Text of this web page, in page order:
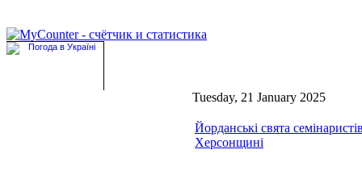
Tuesday, 21 January 2025
Йорданські свята
Херсонщині